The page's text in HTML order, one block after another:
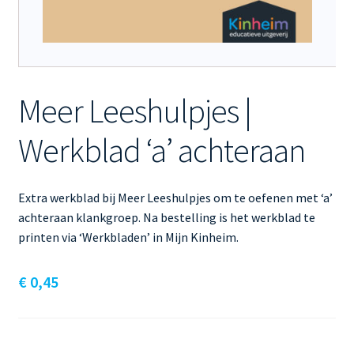
Meer Leeshulpjes |
Werkblad ‘a’ achteraan
Extra werkblad bij Meer Leeshulpjes om te oefenen met ‘a’
achteraan klankgroep. Na bestelling is het werkblad te
printen via ‘Werkbladen’ in Mijn Kinheim.
€0,45